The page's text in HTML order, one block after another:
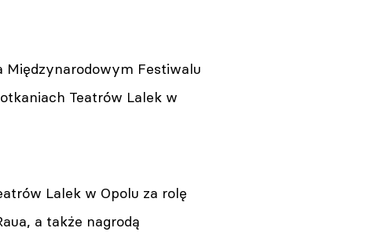
Międzynarodowym Festiwalu
Teatrów Lalek w
Lalek w Opolu za rolę
a także nagrodą